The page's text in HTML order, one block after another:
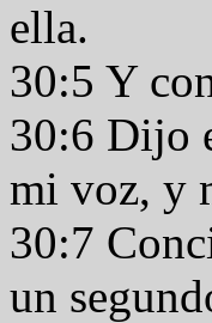
ella.
30:5 Y
30:6 Dijo
mi voz, y
30:7
un